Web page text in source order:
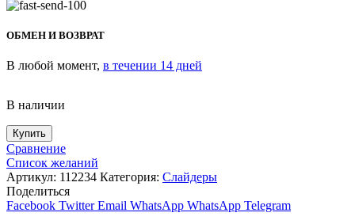
ОБМЕН И ВОЗВРАТ
В любой момент, в течении 14 дней
В наличии
Купить
Сравнение
Список желаний
Артикул: 112234 Категория: Слайдеры
Поделиться
Facebook Twitter Email WhatsApp WhatsApp Telegram